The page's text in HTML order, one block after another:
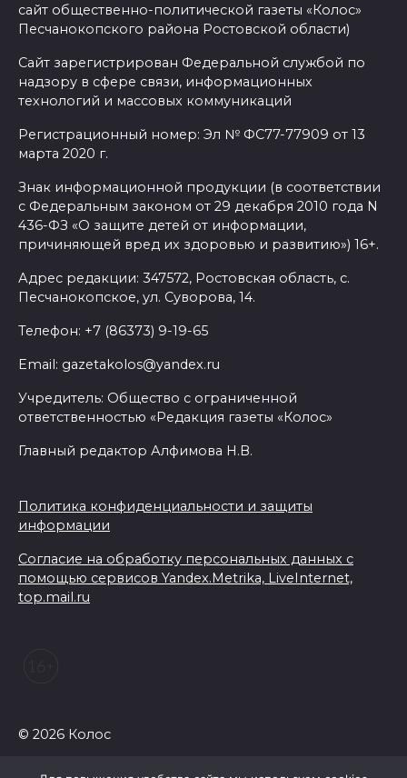
сайт общественно-политической газеты «Колос»
Песчанокопского района Ростовской области)
Сайт зарегистрирован Федеральной службой по
надзору в сфере связи, информационных
технологий и массовых коммуникаций
Регистрационный номер: Эл № ФС77-77909 от 13
марта 2020 г.
Знак информационной продукции (в соответствии
с Федеральным законом от 29 декабря 2010 года N
436-ФЗ «О защите детей от информации,
причиняющей вред их здоровью и развитию») 16+.
Адрес редакции: 347572, Ростовская область, с.
Песчанокопское, ул. Суворова, 14.
Телефон: +7 (86373) 9-19-65
Email: gazetakolos@yandex.ru
Учредитель: Общество с ограниченной
ответственностью «Редакция газеты «Колос»
Главный редактор Алфимова Н.В.
Политика конфиденциальности и защиты
информации
Согласие на обработку персональных данных с
помощью сервисов Yandex.Metrika, LiveInternet,
top.mail.ru
© 2026 Колос